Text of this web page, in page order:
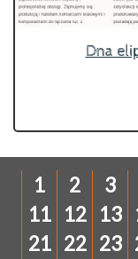
Dna
1 2 3
11
12 13
21 22 23